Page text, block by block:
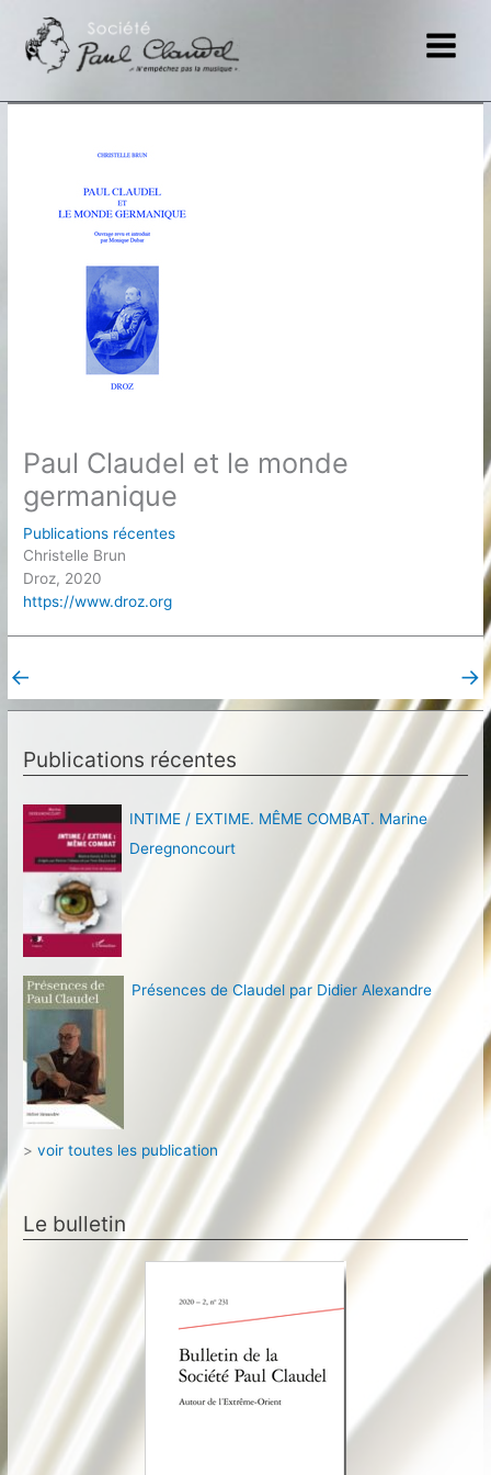
contenu
Paul Claudel et le monde
germanique
Publications récentes
Christelle Brun
Droz, 2020
https://www.droz.org
← →
Publications récentes
INTIME / EXTIME. MÊME COMBAT. Marine
Deregnoncourt
Présences de Claudel par Didier Alexandre
>voir toutes les publication
Le bulletin